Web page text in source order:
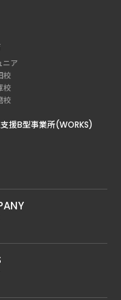
ニア
校
校
校
援B型事業所(WORKS)